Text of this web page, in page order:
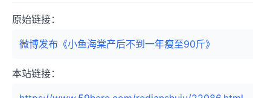
原始链接：
微博发布《小鱼海棠产后不到一年瘦至90斤》
本站链接：